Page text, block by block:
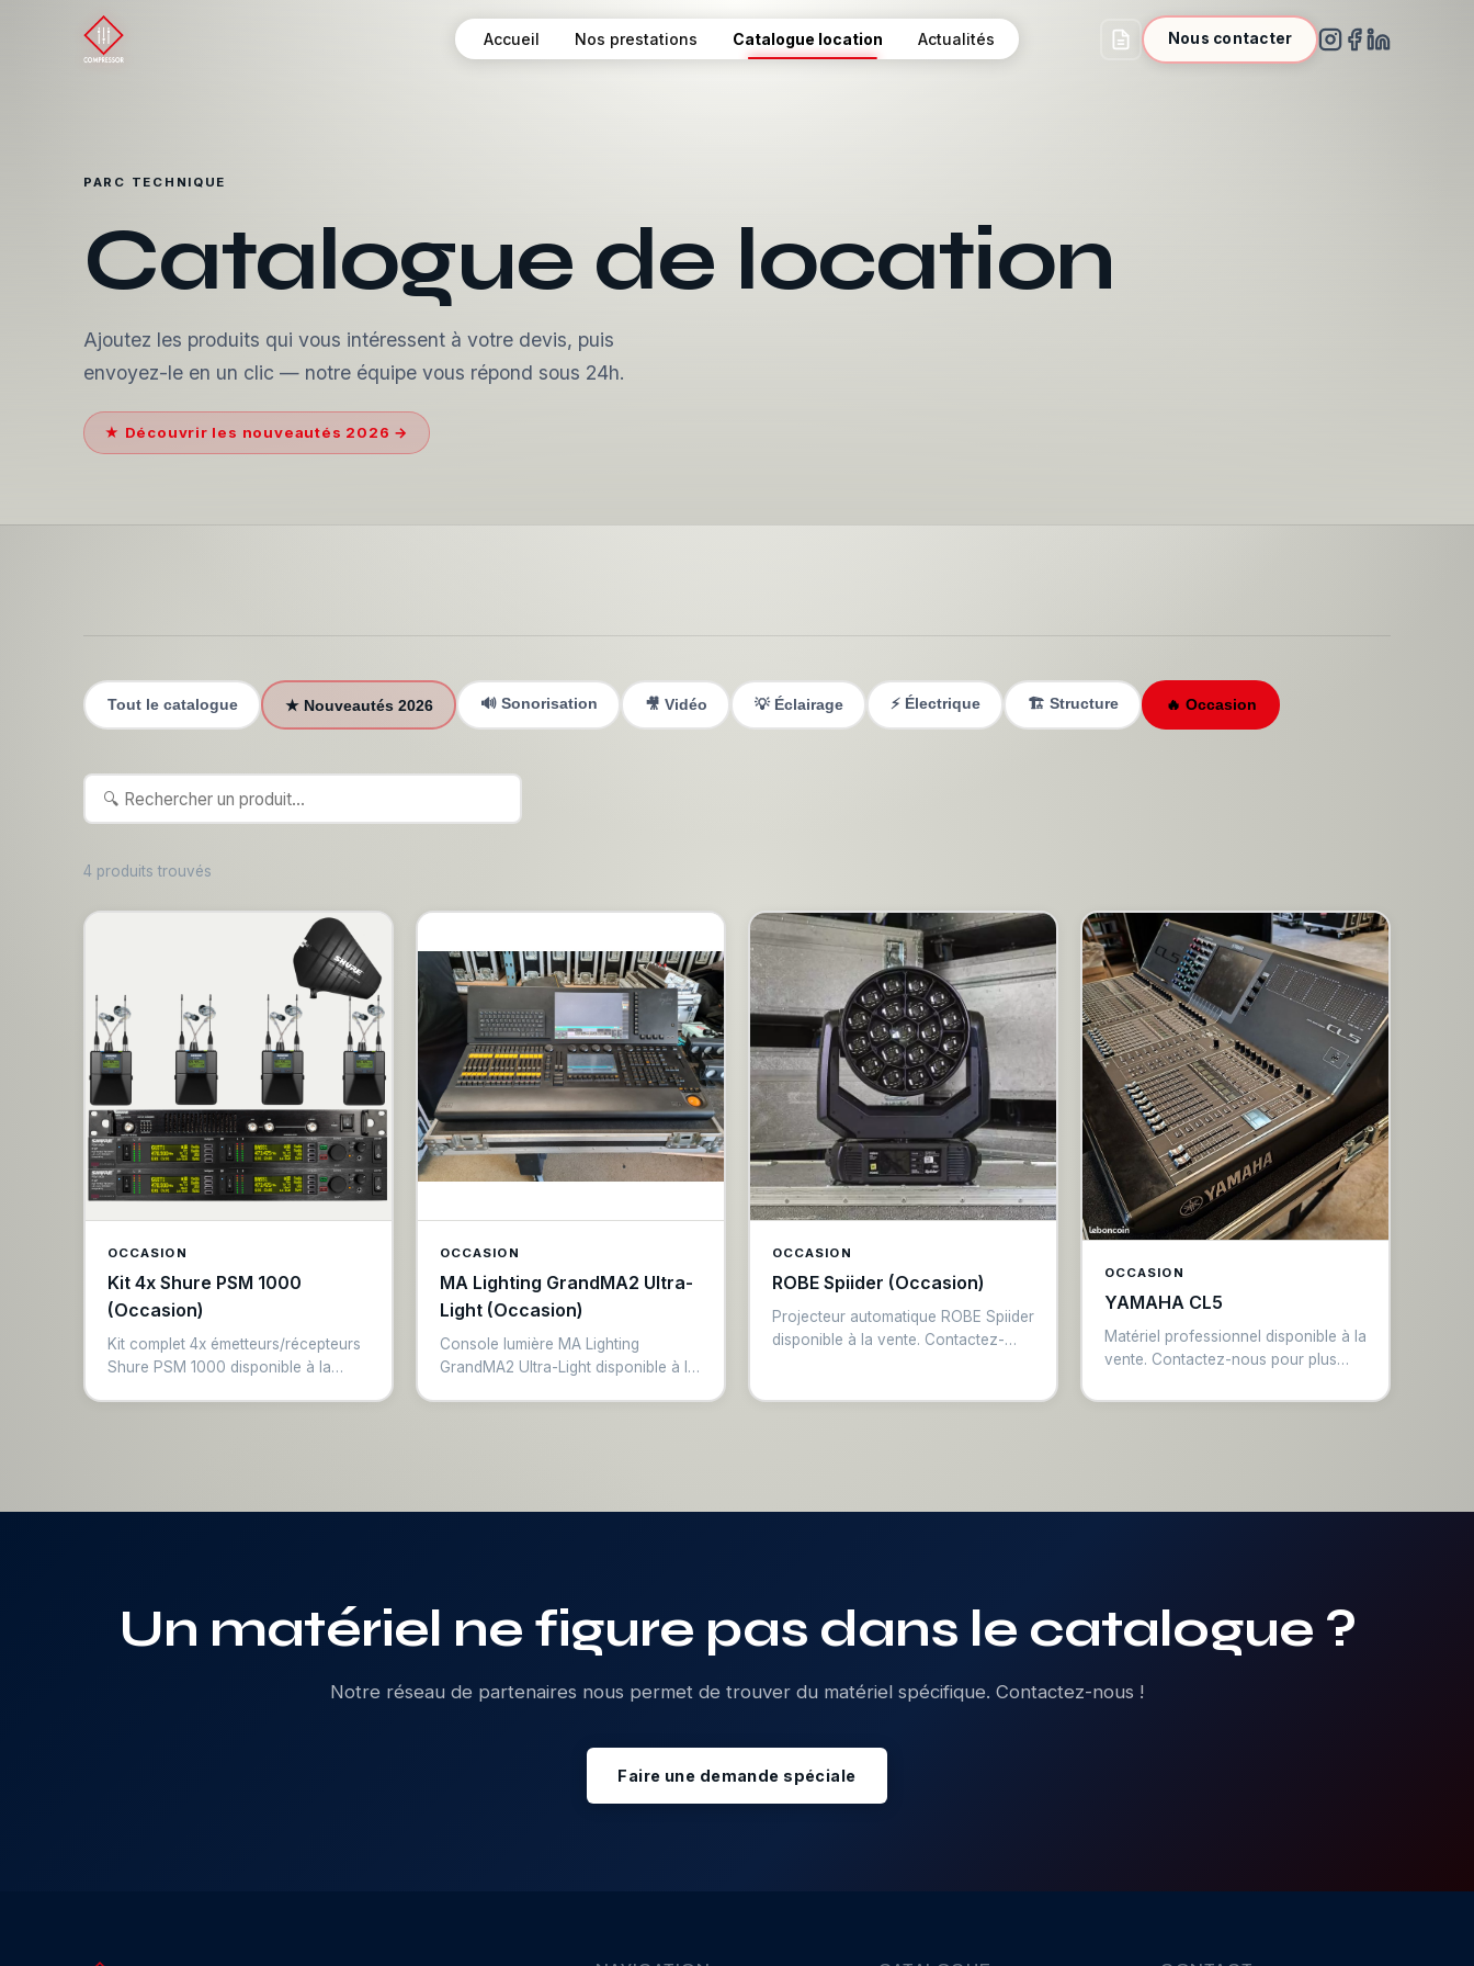
Accueil Nos prestations Catalogue location Actualités Nous contacter
PARC TECHNIQUE
Catalogue de location
Ajoutez les produits qui vous intéressent à votre devis, puis
envoyez-le en un clic — notre équipe vous répond sous 24h.
★ Découvrir les nouveautés 2026 →
Tout le catalogue ★ Nouveautés 2026 🔊 Sonorisation 🎥 Vidéo 💡 Éclairage ⚡ Électrique 🏗️ Structure 🔥 Occasion
4 produits trouvés
OCCASION
Kit 4x Shure PSM 1000
(Occasion)
Kit complet 4x émetteurs/récepteurs
Shure PSM 1000 disponible à la
OCCASION
MA Lighting GrandMA2 Ultra-
Light (Occasion)
Console lumière MA Lighting
GrandMA2 Ultra-Light disponible à la
OCCASION
ROBE Spiider (Occasion)
Projecteur automatique ROBE Spiider
disponible à la vente. Contactez-
OCCASION
YAMAHA CL5
Matériel professionnel disponible à la
vente. Contactez-nous pour plus
Un matériel ne figure pas dans le catalogue ?
Notre réseau de partenaires nous permet de trouver du matériel spécifique. Contactez-nous !
Faire une demande spéciale